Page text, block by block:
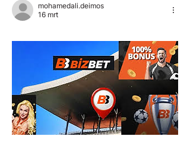
mohamedali.deimos
16 mrt